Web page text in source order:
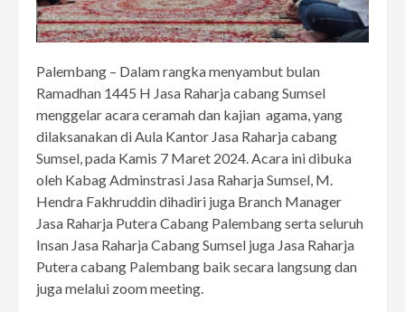
Palembang – Dalam rangka menyambut bulan
Ramadhan 1445 H Jasa Raharja cabang Sumsel
menggelar acara ceramah dan kajian agama, yang
dilaksanakan di Aula Kantor Jasa Raharja cabang
Sumsel, pada Kamis 7 Maret 2024. Acara ini dibuka
oleh Kabag Adminstrasi Jasa Raharja Sumsel, M.
Hendra Fakhruddin dihadiri juga Branch Manager
Jasa Raharja Putera Cabang Palembang serta seluruh
Insan Jasa Raharja Cabang Sumsel juga Jasa Raharja
Putera cabang Palembang baik secara langsung dan
juga melalui zoom meeting.